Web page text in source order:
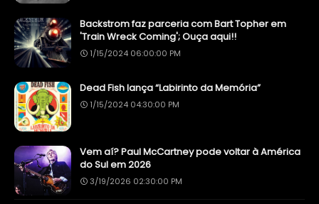
Backstrom faz parceria com Bart Topher em
'Train Wreck Coming'; Ouça aqui!!
1/15/2024 06:00:00 PM
Dead Fish lança “Labirinto da Memória”
1/15/2024 04:30:00 PM
Vem aí? Paul McCartney pode voltar à América
do Sul em 2026
3/19/2026 02:30:00 PM